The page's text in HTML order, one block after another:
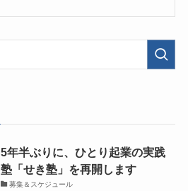
5年半ぶりに、ひとり起業の実践
塾「せき塾」を再開します
募集＆スケジュール